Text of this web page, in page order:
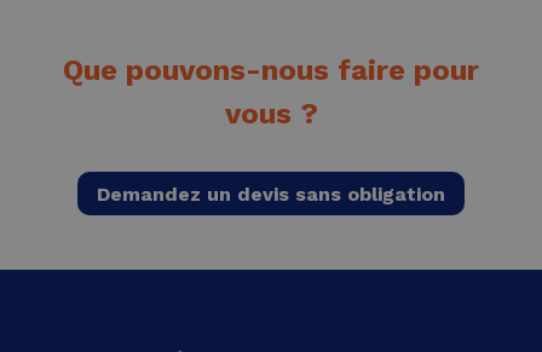
Que pouvons-nous faire pour
vous ?
Demandez un devis sans obligation